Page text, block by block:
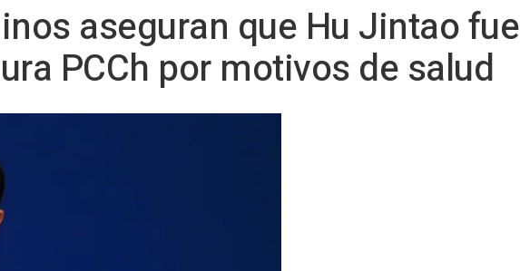
aseguran que Hu Jintao fue
PCCh por motivos de salud